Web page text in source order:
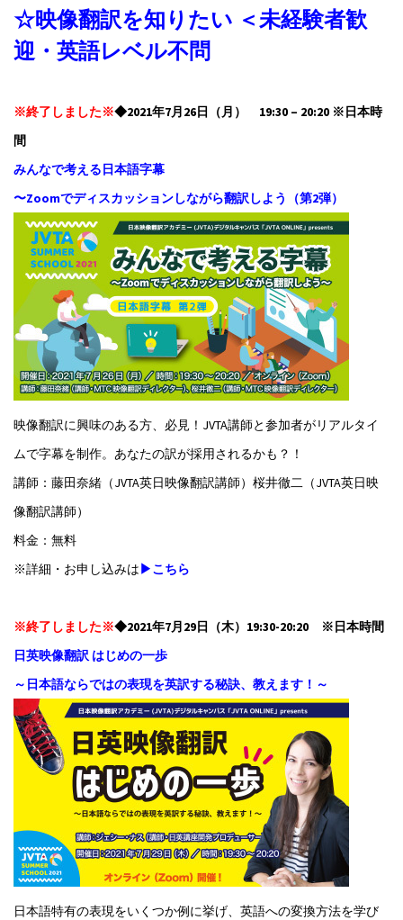
☆映像翻訳を知りたい ＜未経験者歓
迎・英語レベル不問
※終了しました※◆2021年7月26日（月） 19:30 – 20:20 ※日本時
間
みんなで考える日本語字幕
〜Zoomでディスカッションしながら翻訳しよう（第2弾）
映像翻訳に興味のある方、必見！JVTA講師と参加者がリアルタイ
ムで字幕を制作。あなたの訳が採用されるかも？！
講師：藤田奈緒（JVTA英日映像翻訳講師）桜井徹二（JVTA英日映
像翻訳講師）
料金：無料
※詳細・お申し込みは▶こちら
※終了しました※◆2021年7月29日（木）19:30-20:20 ※日本時間
日英映像翻訳 はじめの一歩
～日本語ならではの表現を英訳する秘訣、教えます！～
日本語特有の表現をいくつか例に挙げ、英語への変換方法を学び